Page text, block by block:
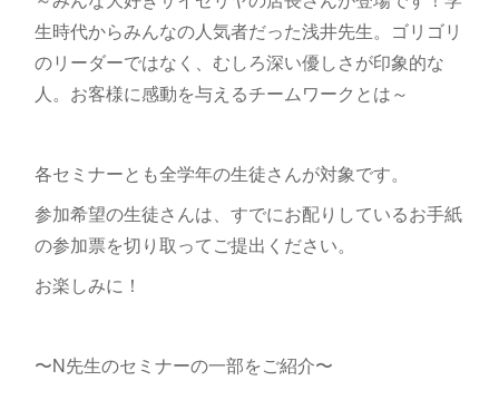
生時代からみんなの人気者だった浅井先生。ゴリゴリ
のリーダーではなく、むしろ深い優しさが印象的な
人。お客様に感動を与えるチームワークとは～
各セミナーとも全学年の生徒さんが対象です。
参加希望の生徒さんは、すでにお配りしているお手紙
の参加票を切り取ってご提出ください。
お楽しみに！
〜N先生のセミナーの一部をご紹介〜